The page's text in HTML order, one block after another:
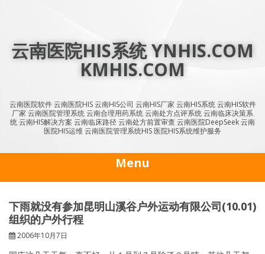
云南医院HIS系统 YNHIS.COM
KMHIS.COM
云南医院软件 云南医院HIS 云南HIS公司 云南HIS厂家 云南HIS系统 云南HIS软件
厂家 云南医院管理系统 云南合理用药系统 云南处方点评系统 云南临床决策系
统 云南HIS解决方案 云南临床路径 云南处方前置审查 云南医院DeepSeek 云南
医院HIS运维 云南医院管理系统HIS 医院HIS系统维护服务
Menu
下雨就没有参加昆明山溪谷户外运动有限公司(10.01)
组织的户外行程
2006年10月7日